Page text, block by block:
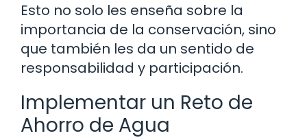
Esto no solo les enseña sobre la
importancia de la conservación, sino
que también les da un sentido de
responsabilidad y participación.
Implementar un Reto de
Ahorro de Agua